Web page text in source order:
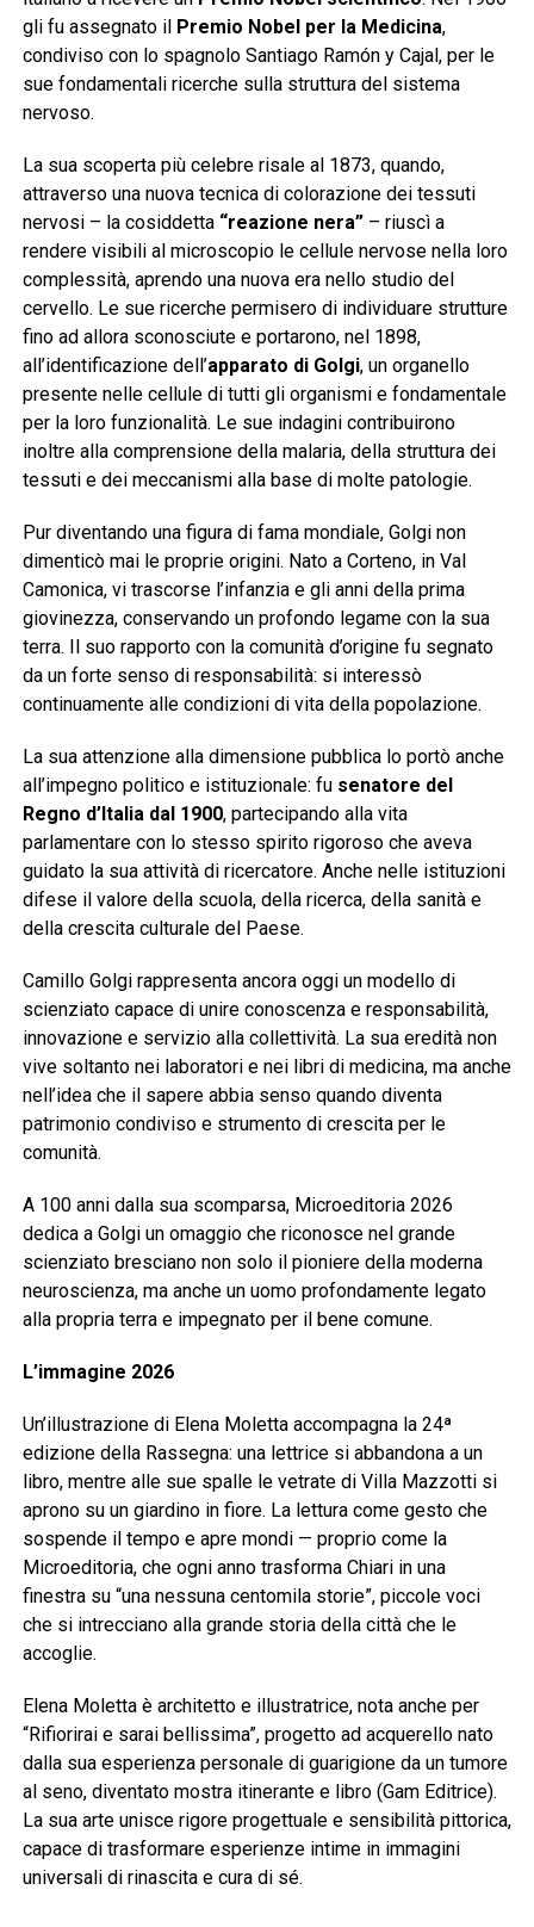
gli fu assegnato il Premio Nobel per la Medicina,
condiviso con lo spagnolo Santiago Ramón y Cajal, per le
sue fondamentali ricerche sulla struttura del sistema
nervoso.
La sua scoperta più celebre risale al 1873, quando,
attraverso una nuova tecnica di colorazione dei tessuti
nervosi – la cosiddetta “reazione nera”– riuscì a
rendere visibili al microscopio le cellule nervose nella loro
complessità, aprendo una nuova era nello studio del
cervello. Le sue ricerche permisero di individuare strutture
fino ad allora sconosciute e portarono, nel 1898,
all’identificazione dell’apparato di Golgi, un organello
presente nelle cellule di tutti gli organismi e fondamentale
per la loro funzionalità. Le sue indagini contribuirono
inoltre alla comprensione della malaria, della struttura dei
tessuti e dei meccanismi alla base di molte patologie.
Pur diventando una figura di fama mondiale, Golgi non
dimenticò mai le proprie origini. Nato a Corteno, in Val
Camonica, vi trascorse l’infanzia e gli anni della prima
giovinezza, conservando un profondo legame con la sua
terra. Il suo rapporto con la comunità d’origine fu segnato
da un forte senso di responsabilità: si interessò
continuamente alle condizioni di vita della popolazione.
La sua attenzione alla dimensione pubblica lo portò anche
all’impegno politico e istituzionale: fu senatore del
Regno d’Italia dal 1900, partecipando alla vita
parlamentare con lo stesso spirito rigoroso che aveva
guidato la sua attività di ricercatore. Anche nelle istituzioni
difese il valore della scuola, della ricerca, della sanità e
della crescita culturale del Paese.
Camillo Golgi rappresenta ancora oggi un modello di
scienziato capace di unire conoscenza e responsabilità,
innovazione e servizio alla collettività. La sua eredità non
vive soltanto nei laboratori e nei libri di medicina, ma anche
nell’idea che il sapere abbia senso quando diventa
patrimonio condiviso e strumento di crescita per le
comunità.
A 100 anni dalla sua scomparsa, Microeditoria 2026
dedica a Golgi un omaggio che riconosce nel grande
scienziato bresciano non solo il pioniere della moderna
neuroscienza, ma anche un uomo profondamente legato
alla propria terra e impegnato per il bene comune.
L’immagine 2026
Un’illustrazione di Elena Moletta accompagna la 24ª
edizione della Rassegna: una lettrice si abbandona a un
libro, mentre alle sue spalle le vetrate di Villa Mazzotti si
aprono su un giardino in fiore. La lettura come gesto che
sospende il tempo e apre mondi — proprio come la
Microeditoria, che ogni anno trasforma Chiari in una
finestra su “una nessuna centomila storie”, piccole voci
che si intrecciano alla grande storia della città che le
accoglie.
Elena Moletta è architetto e illustratrice, nota anche per
“Rifiorirai e sarai bellissima”, progetto ad acquerello nato
dalla sua esperienza personale di guarigione da un tumore
al seno, diventato mostra itinerante e libro (Gam Editrice).
La sua arte unisce rigore progettuale e sensibilità pittorica,
capace di trasformare esperienze intime in immagini
universali di rinascita e cura di sé.